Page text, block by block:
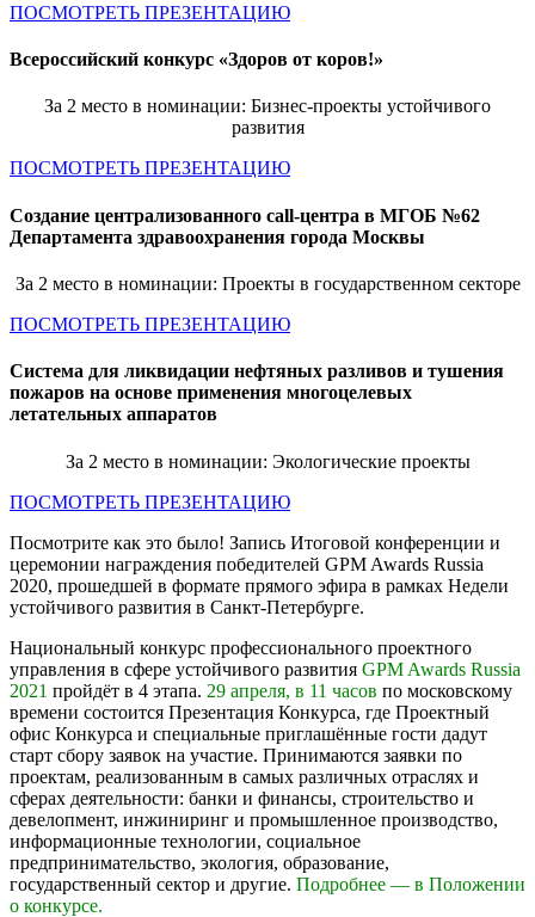
ПОСМОТРЕТЬ ПРЕЗЕНТАЦИЮ
Всероссийский конкурс «Здоров от коров!»
За 2 место в номинации: Бизнес-проекты устойчивого
развития
ПОСМОТРЕТЬ ПРЕЗЕНТАЦИЮ
Создание централизованного call-центра в МГОБ №62
Департамента здравоохранения города Москвы
За 2 место в номинации: Проекты в государственном секторе
ПОСМОТРЕТЬ ПРЕЗЕНТАЦИЮ
Система для ликвидации нефтяных разливов и тушения
пожаров на основе применения многоцелевых
летательных аппаратов
За 2 место в номинации: Экологические проекты
ПОСМОТРЕТЬ ПРЕЗЕНТАЦИЮ
Посмотрите как это было! Запись Итоговой конференции и
церемонии награждения победителей GPM Awards Russia
2020, прошедшей в формате прямого эфира в рамках Недели
устойчивого развития в Санкт-Петербурге.
Национальный конкурс профессионального проектного
управления в сфере устойчивого развития GPM Awards Russia
2021 пройдёт в 4 этапа. 29 апреля, в 11 часов по московскому
времени состоится Презентация Конкурса, где Проектный
офис Конкурса и специальные приглашённые гости дадут
старт сбору заявок на участие. Принимаются заявки по
проектам, реализованным в самых различных отраслях и
сферах деятельности: банки и финансы, строительство и
девелопмент, инжиниринг и промышленное производство,
информационные технологии, социальное
предпринимательство, экология, образование,
государственный сектор и другие. Подробнее — в Положении
о конкурсе.